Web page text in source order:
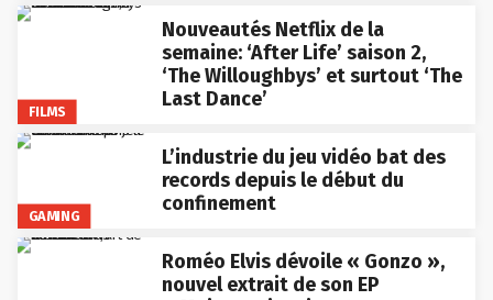
FILMS
Nouveautés Netflix de la
semaine: ‘After Life’ saison 2,
‘The Willoughbys’ et surtout ‘The
Last Dance’
GAMING
L’industrie du jeu vidéo bat des
records depuis le début du
confinement
Roméo Elvis dévoile « Gonzo »,
nouvel extrait de son EP